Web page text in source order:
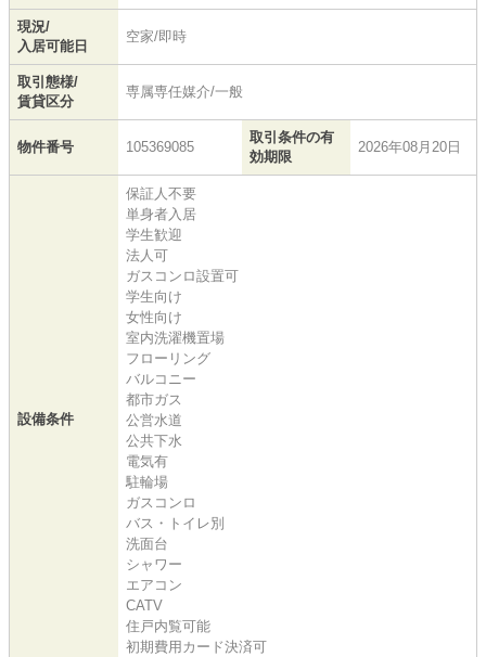
現況/
入居可能日
空家/即時
取引態様/
賃貸区分
専属専任媒介/一般
物件番号 105369085
取引条件の有
効期限
2026年08月20日
設備条件
保証人不要
単身者入居
学生歓迎
法人可
ガスコンロ設置可
学生向け
女性向け
室内洗濯機置場
フローリング
バルコニー
都市ガス
公営水道
公共下水
電気有
駐輪場
ガスコンロ
バス・トイレ別
洗面台
シャワー
エアコン
CATV
住戸内覧可能
初期費用カード決済可